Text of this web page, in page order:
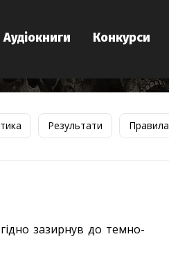
Аудіокниги Конкурси
Результати Правила
зазирнув до темно-